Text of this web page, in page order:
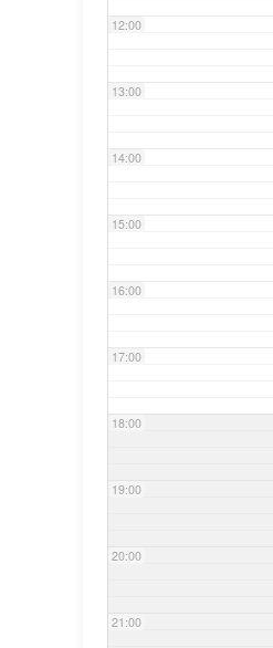
12:00
13:00
14:00
15:00
16:00
17:00
18:00
19:00
20:00
21:00